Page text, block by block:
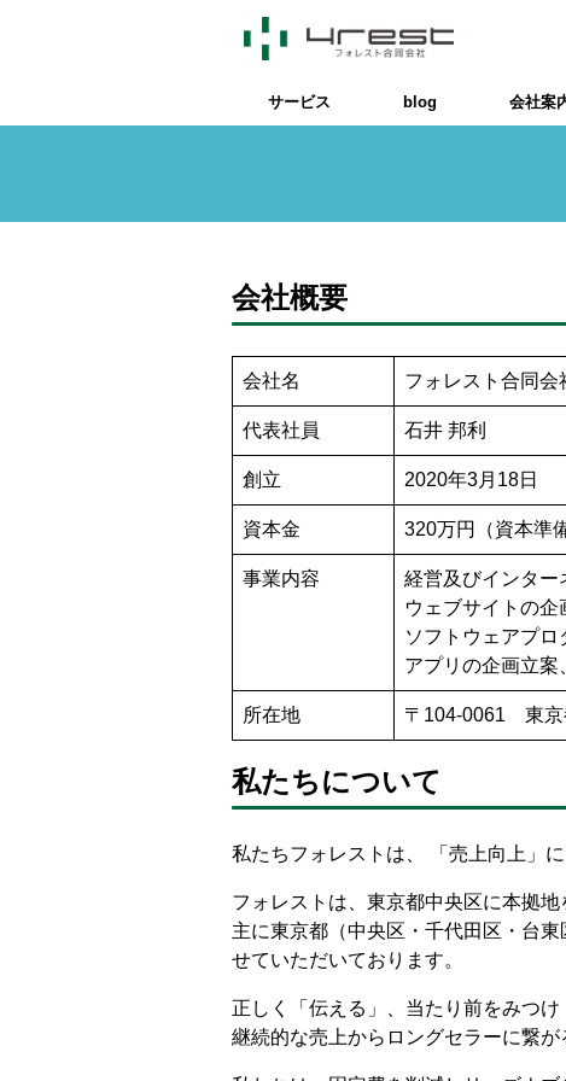
サービス blog 会社案
会社概要
会社名 フォレスト合同会
代表社員 石井 邦利
創立 2020年3月18日
資本金 320万円（資本準
事業内容
経営及びインター
ウェブサイトの
ソフトウェアプ
アプリの企画立案
所在地 〒104-0061 東京
私たちについて
私たちフォレストは、 「売上向上」
フォレストは、東京都中央区に本拠
主に東京都（中央区・千代田区・台
せていただいております。
正しく「伝える」、当たり前をみつけ
継続的な売上からロングセラーに繋